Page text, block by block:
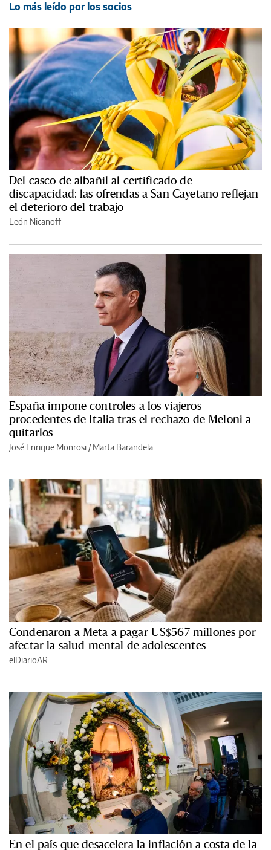
Lo más leído por los socios
Del casco de albañil al certificado de
discapacidad: las ofrendas a San Cayetano reflejan
el deterioro del trabajo
León Nicanoff
España impone controles a los viajeros
procedentes de Italia tras el rechazo de Meloni a
quitarlos
José Enrique Monrosi / Marta Barandela
Condenaron a Meta a pagar US$567 millones por
afectar la salud mental de adolescentes
elDiarioAR
En el país que desacelera la inflación a costa de la